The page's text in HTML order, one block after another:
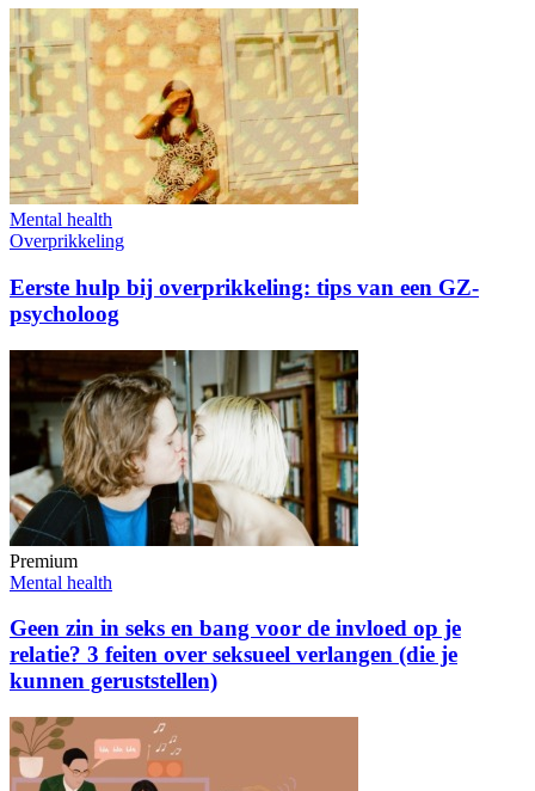
Mental health
Overprikkeling
Eerste hulp bij overprikkeling: tips van een GZ-
psycholoog
Premium
Mental health
Geen zin in seks en bang voor de invloed op je
relatie? 3 feiten over seksueel verlangen (die je
kunnen geruststellen)